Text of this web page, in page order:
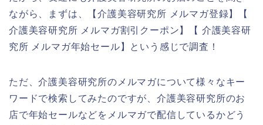
ながら、まずは、【介護美容研究所 メルマガ登録】【
介護美容研究所 メルマガ割引クーポン】【 介護美容研
究所 メルマガ年始セール】という感じで調査！
ただ、介護美容研究所のメルマガについて様々なキー
ワードで検索してみたのですが、介護美容研究所のお
店で年始セールなどをメルマガで配信しているかどう